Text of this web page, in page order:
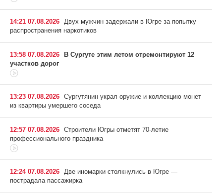
14:21 07.08.2026
Двух мужчин задержали в Югре за попытку
распространения наркотиков
13:58 07.08.2026 В Сургуте этим летом отремонтируют 12
участков дорог
13:23 07.08.2026 Сургутянин украл оружие и коллекцию монет
из квартиры умершего соседа
12:57 07.08.2026 Строители Югры отметят 70-летие
профессионального праздника
12:24 07.08.2026
Две иномарки столкнулись в Югре —
пострадала пассажирка